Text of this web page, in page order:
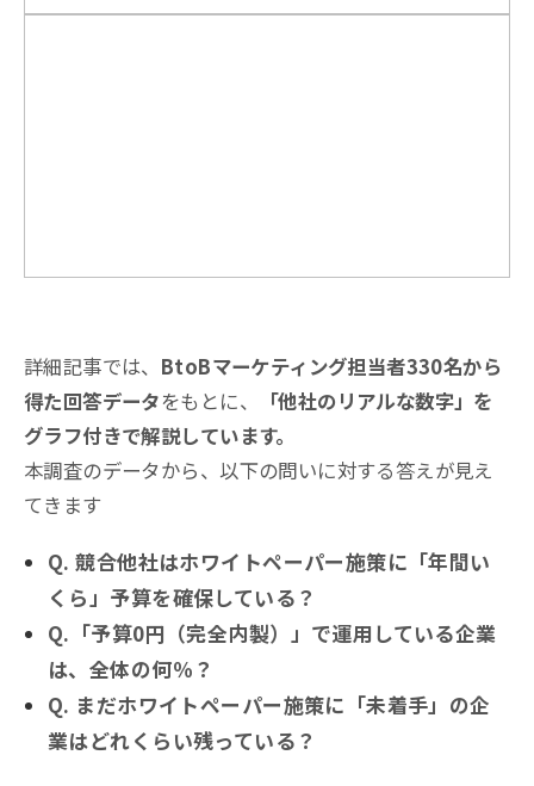
詳細記事では、 BtoBマーケティング担当者330名から
得た回答データをもとに、
「他社のリアルな数字」を
グラフ付きで解説しています。
本調査のデータから、以下の問いに対する答えが見え
てきます
Q. 競合他社はホワイトペーパー施策に「年間い
くら」予算を確保している？
Q.「予算0円（完全内製）」で運用している企業
は、全体の何％？
Q. まだホワイトペーパー施策に「未着手」の企
業はどれくらい残っている？